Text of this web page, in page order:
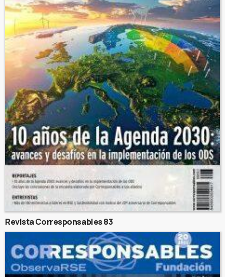
Revista Corresponsables 83